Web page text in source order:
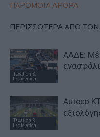
ΠΑΡΟΜΟΙΑ ΑΡΘΡΑ
ΠΕΡΙΣΣΟΤΕΡΑ ΑΠΟ
Taxation &
Legislation
ΑΑΔΕ:
Taxation &
Legislation
Auteco